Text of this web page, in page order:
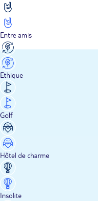
Entre amis
Ethique
Golf
Hôtel de charme
Insolite